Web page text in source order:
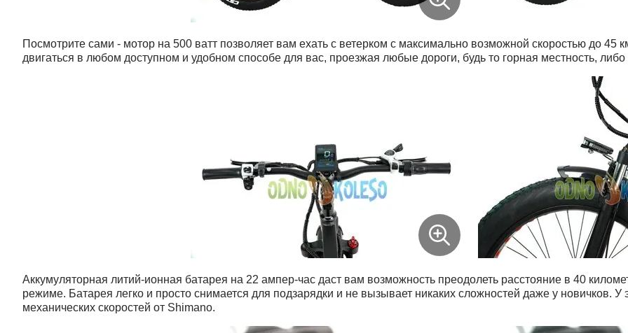
Посмотрите сами - мотор на 500 ватт позволяет вам ехать с ветерком с максимально возможной скоростью до 45
двигаться в любом доступном и удобном способе для вас, проезжая любые дороги, будь то горная местность,
Аккумуляторная литий-ионная батарея на 22 ампер-час даст вам возможность преодолеть расстояние в 40
режиме. Батарея легко и просто снимается для подзарядки и не вызывает никаких сложностей даже у новичков.
механических скоростей от Shimano.